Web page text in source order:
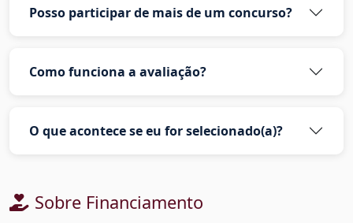
Posso participar de mais de um concurso?
Como funciona a avaliação?
O que acontece se eu for selecionado(a)?
Sobre Financiamento